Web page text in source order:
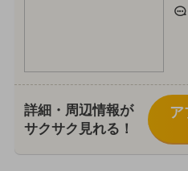
詳細・周辺情報が
サクサク見れる！
ア